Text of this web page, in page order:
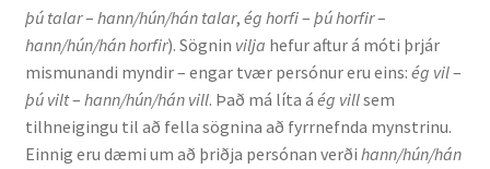
þú talar– hann/hún/hán talar, ég horfi– þú horfir–
hann/hún/hán horfir). Sögnin vilja hefur aftur á móti þrjár
mismunandi myndir – engar tvær persónur eru eins: ég vil–
þú vilt– hann/hún/hán vill. Það má líta á ég villsem
tilhneigingu til að fella sögnina að fyrrnefnda mynstrinu.
Einnig eru dæmi um að þriðja persónan verði hann/hún/hán